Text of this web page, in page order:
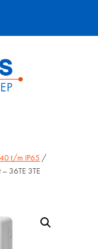
t/m IP65 /
36TE 3TE